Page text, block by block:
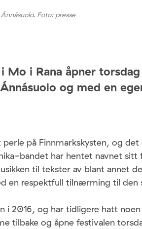
Ánnásuolo. Foto: presse
Mo i Rana åpner
og med en
på Finnmarkskysten, og
bandet har hentet navnet sitt
til tekster av blant annet
en respektfull tilnærming til den
i 2016, og har tidligere hatt
tilbake og åpne festivalen